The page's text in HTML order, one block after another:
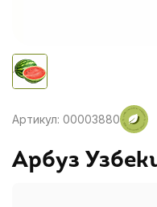
Артикул: 00003880
Арбуз